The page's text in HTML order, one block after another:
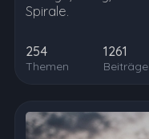
Spirale.
254
Themen
1261
Beiträge